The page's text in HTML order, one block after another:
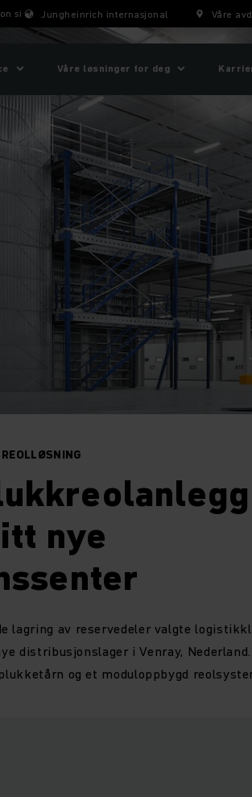
sitt distribusjonslager
Jungheinrich internasjonal Våre
Våre løsninger for deg
nye
lagring av reservedeler valgte
distribusjonslager i Venray,
og et moduloppbygd